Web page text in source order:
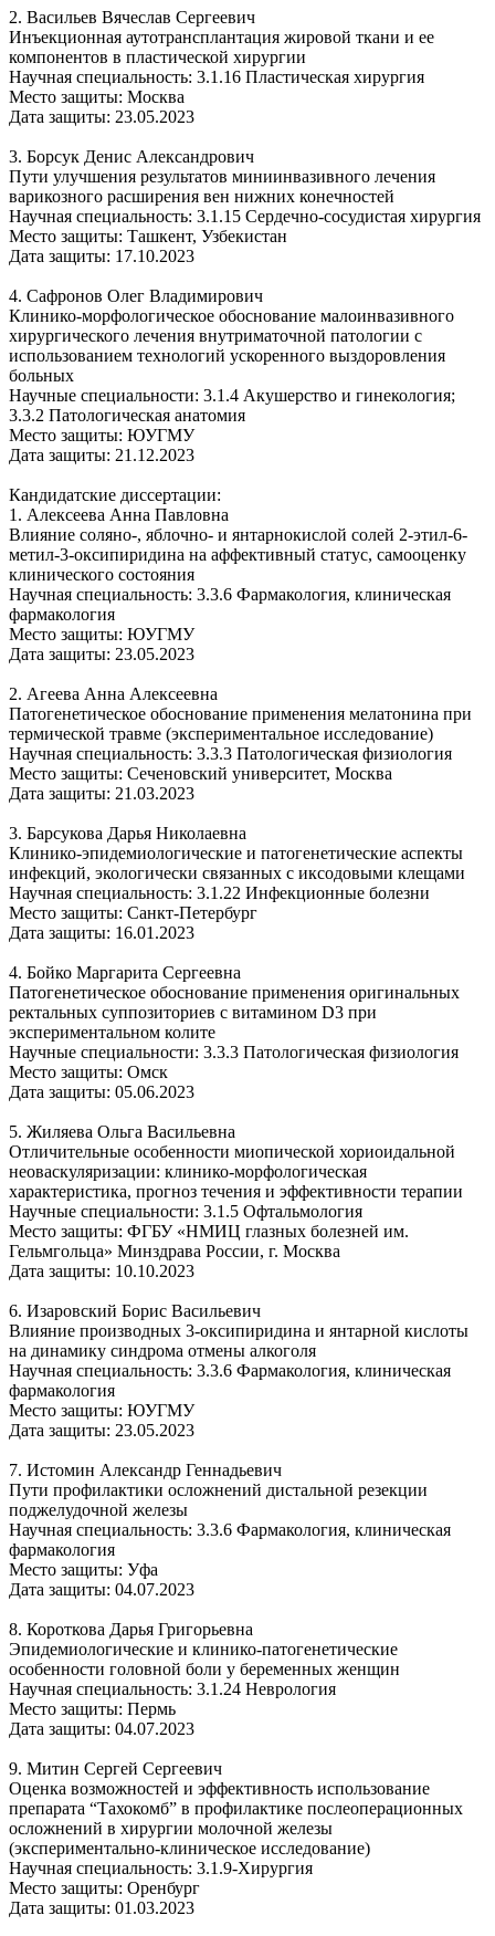
2. Васильев Вячеслав Сергеевич
Инъекционная аутотрансплантация жировой ткани и ее
компонентов в пластической хирургии
Научная специальность: 3.1.16 Пластическая хирургия
Место защиты: Москва
Дата защиты: 23.05.2023
3. Борсук Денис Александрович
Пути улучшения результатов миниинвазивного лечения
варикозного расширения вен нижних конечностей
Научная специальность: 3.1.15 Сердечно-сосудистая хирургия
Место защиты: Ташкент, Узбекистан
Дата защиты: 17.10.2023
4. Сафронов Олег Владимирович
Клинико-морфологическое обоснование малоинвазивного
хирургического лечения внутриматочной патологии с
использованием технологий ускоренного выздоровления
больных
Научные специальности: 3.1.4 Акушерство и гинекология;
3.3.2 Патологическая анатомия
Место защиты: ЮУГМУ
Дата защиты: 21.12.2023
Кандидатские диссертации:
1. Алексеева Анна Павловна
Влияние соляно-, яблочно- и янтарнокислой солей 2-этил-6-
метил-3-оксипиридина на аффективный статус, самооценку
клинического состояния
Научная специальность: 3.3.6 Фармакология, клиническая
фармакология
Место защиты: ЮУГМУ
Дата защиты: 23.05.2023
2. Агеева Анна Алексеевна
Патогенетическое обоснование применения мелатонина при
термической травме (экспериментальное исследование)
Научная специальность: 3.3.3 Патологическая физиология
Место защиты: Сеченовский университет, Москва
Дата защиты: 21.03.2023
3. Барсукова Дарья Николаевна
Клинико-эпидемиологические и патогенетические аспекты
инфекций, экологически связанных с иксодовыми клещами
Научная специальность: 3.1.22 Инфекционные болезни
Место защиты: Санкт-Петербург
Дата защиты: 16.01.2023
4. Бойко Маргарита Сергеевна
Патогенетическое обоснование применения оригинальных
ректальных суппозиториев с витамином D3 при
экспериментальном колите
Научные специальности: 3.3.3 Патологическая физиология
Место защиты: Омск
Дата защиты: 05.06.2023
5. Жиляева Ольга Васильевна
Отличительные особенности миопической хориоидальной
неоваскуляризации: клинико-морфологическая
характеристика, прогноз течения и эффективности терапии
Научные специальности: 3.1.5 Офтальмология
Место защиты: ФГБУ «НМИЦ глазных болезней им.
Гельмгольца» Минздрава России, г. Москва
Дата защиты: 10.10.2023
6. Изаровский Борис Васильевич
Влияние производных 3-оксипиридина и янтарной кислоты
на динамику синдрома отмены алкоголя
Научная специальность: 3.3.6 Фармакология, клиническая
фармакология
Место защиты: ЮУГМУ
Дата защиты: 23.05.2023
7. Истомин Александр Геннадьевич
Пути профилактики осложнений дистальной резекции
поджелудочной железы
Научная специальность: 3.3.6 Фармакология, клиническая
фармакология
Место защиты: Уфа
Дата защиты: 04.07.2023
8. Короткова Дарья Григорьевна
Эпидемиологические и клинико-патогенетические
особенности головной боли у беременных женщин
Научная специальность: 3.1.24 Неврология
Место защиты: Пермь
Дата защиты: 04.07.2023
9. Митин Сергей Сергеевич
Оценка возможностей и эффективность использование
препарата “Тахокомб” в профилактике послеоперационных
осложнений в хирургии молочной железы
(экспериментально-клиническое исследование)
Научная специальность: 3.1.9-Хирургия
Место защиты: Оренбург
Дата защиты: 01.03.2023